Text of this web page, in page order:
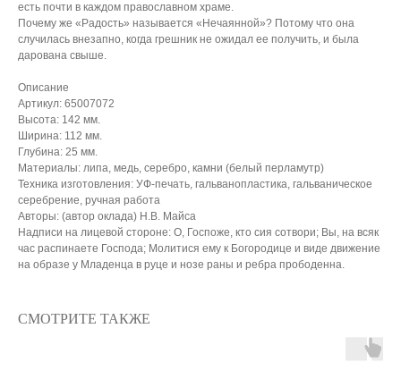
есть почти в каждом православном храме.
Почему же «Радость» называется «Нечаянной»? Потому что она
случилась внезапно, когда грешник не ожидал ее получить, и была
дарована свыше.
Описание
Артикул: 65007072
Высота: 142 мм.
Ширина: 112 мм.
Глубина: 25 мм.
Материалы: липа, медь, серебро, камни (белый перламутр)
Техника изготовления: УФ-печать, гальванопластика, гальваническое
серебрение, ручная работа
Авторы: (автор оклада) Н.В. Майса
Надписи на лицевой стороне: О, Госпоже, кто сия сотвори; Вы, на всяк
час распинаете Господа; Молитися ему к Богородице и виде движение
на образе у Младенца в руце и нозе раны и ребра прободенна.
СМОТРИТЕ ТАКЖЕ